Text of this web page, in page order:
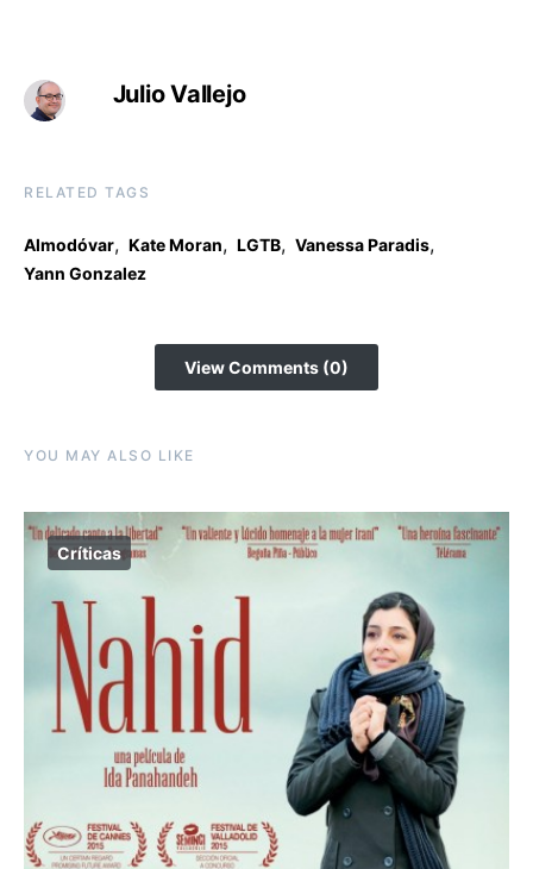
Julio Vallejo
RELATED TAGS
Almodóvar, Kate Moran, LGTB, Vanessa Paradis,
Yann Gonzalez
View Comments (0)
YOU MAY ALSO LIKE
Críticas